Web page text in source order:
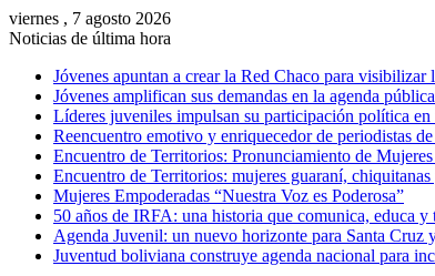
viernes , 7 agosto 2026
Noticias de última hora
Jóvenes apuntan a crear la Red Chaco para visibilizar
Jóvenes amplifican sus demandas en la agenda
Líderes juveniles impulsan su participación política
Reencuentro emotivo y enriquecedor de periodistas
Encuentro de Territorios: Pronunciamiento de
Encuentro de Territorios: mujeres guaraní,
Mujeres Empoderadas “Nuestra Voz es Poderosa”
50 años de IRFA: una historia que comunica, educa y
Agenda Juvenil: un nuevo horizonte para Santa Cruz
Juventud boliviana construye agenda nacional para